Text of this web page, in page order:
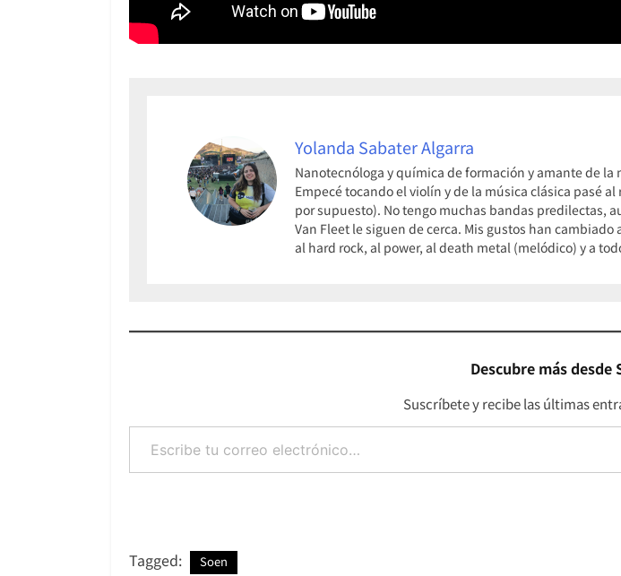
Yolanda Sabater Algarra
Nanotecnóloga y química de formación y amante de
Empecé tocando el violín y de la música clásica pasé
por supuesto). No tengo muchas bandas predilectas,
Van Fleet le siguen de cerca. Mis gustos han
al hard rock, al power, al death metal (melódico) y a
Descubre más
Suscríbete y recibe las últimas
Escribe tu correo electrónico…
Tagged: Soen